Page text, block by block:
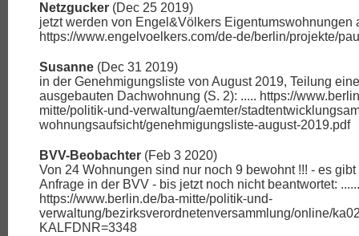
Netzgucker (Dec 25 2019)
jetzt werden von Engel&Völkers Eigentumswohnungen
https://www.engelvoelkers.com/de-de/berlin/projekte/
Susanne (Dec 31 2019)
in der Genehmigungsliste von August 2019, Teilung
ausgebauten Dachwohnung (S. 2): ..... https://
mitte/politik-und-verwaltung/aemter/
wohnungsaufsicht/genehmigungsliste-august-2019.pdf
BVV-Beobachter (Feb 3 2020)
Von 24 Wohnungen sind nur noch 9 bewohnt !!! - es
Anfrage in der BVV - bis jetzt noch nicht beantwortet:
https://www.berlin.de/ba-mitte/politik-und-
verwaltung/bezirksverordnetenversammlung/online/
KALFDNR=3348